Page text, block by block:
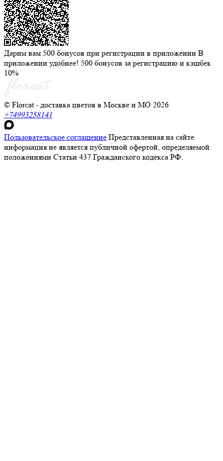
Дарим вам 500 бонусов при регистрации в приложении В
приложении удобнее! 500 бонусов за регистрацию и кэшбек
10%
© Florcat - доставка цветов в Москве и МО 2026
+74993258141
Пользовательское соглашение Представленная на сайте
информация не является публичной офертой, определяемой
положениями Статьи 437 Гражданского кодекса РФ.